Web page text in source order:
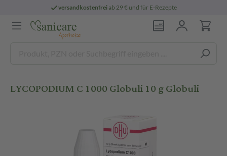
versandkostenfreiab 29 € und für E-Rezepte
LYCOPODIUM C 1000 Globuli 10 g Globuli